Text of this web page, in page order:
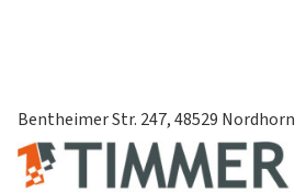
Bentheimer Str. 247, 48529 Nordhorn